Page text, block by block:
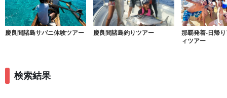
慶良間諸島サバニ体験ツアー 慶良間諸島釣りツアー
那覇発着-日帰
ィツアー
検索結果